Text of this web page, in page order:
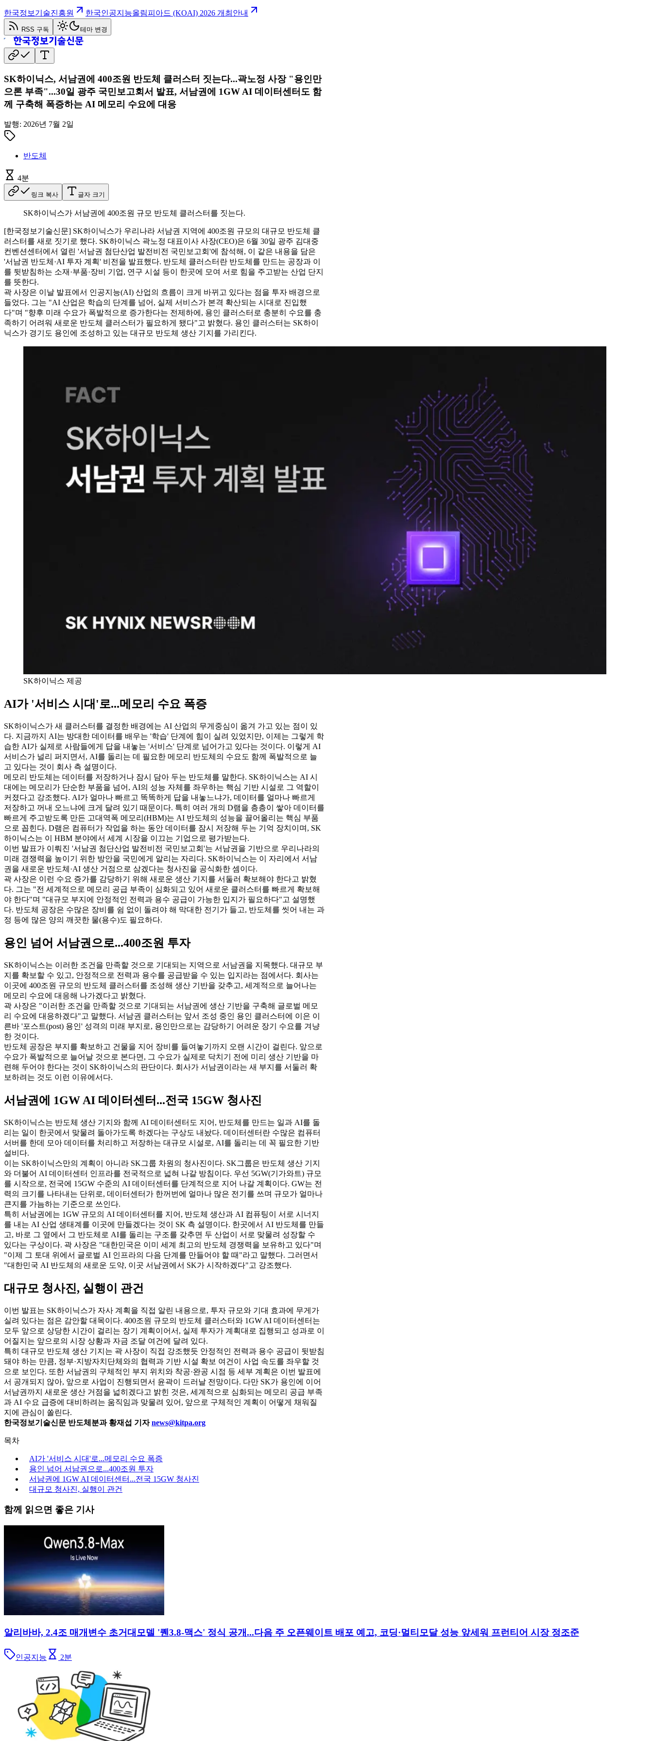
한국정보기술진흥원 한국인공지능올림피아드 (KOAI) 2026 개최안내
RSS 구독 테마 변경
SK하이닉스, 서남권에 400조원 반도체 클러스터 짓는다...곽노정 사장 "용인만
으론 부족"...30일 광주 국민보고회서 발표, 서남권에 1GW AI 데이터센터도 함
께 구축해 폭증하는 AI 메모리 수요에 대응
발행: 2026년 7월 2일
반도체
4분
링크 복사 글자 크기
SK하이닉스가 서남권에 400조원 규모 반도체 클러스터를 짓는다.
[한국정보기술신문] SK하이닉스가 우리나라 서남권 지역에 400조원 규모의 대규모 반도체 클
러스터를 새로 짓기로 했다. SK하이닉스 곽노정 대표이사 사장(CEO)은 6월 30일 광주 김대중
컨벤션센터에서 열린 '서남권 첨단산업 발전비전 국민보고회'에 참석해, 이 같은 내용을 담은
'서남권 반도체·AI 투자 계획' 비전을 발표했다. 반도체 클러스터란 반도체를 만드는 공장과 이
를 뒷받침하는 소재·부품·장비 기업, 연구 시설 등이 한곳에 모여 서로 힘을 주고받는 산업 단지
를 뜻한다.
곽 사장은 이날 발표에서 인공지능(AI) 산업의 흐름이 크게 바뀌고 있다는 점을 투자 배경으로
들었다. 그는 "AI 산업은 학습의 단계를 넘어, 실제 서비스가 본격 확산되는 시대로 진입했
다"며 "향후 미래 수요가 폭발적으로 증가한다는 전제하에, 용인 클러스터로 충분히 수요를 충
족하기 어려워 새로운 반도체 클러스터가 필요하게 됐다"고 밝혔다. 용인 클러스터는 SK하이
닉스가 경기도 용인에 조성하고 있는 대규모 반도체 생산 기지를 가리킨다.
SK하이닉스 제공
AI가 '서비스 시대'로...메모리 수요 폭증
SK하이닉스가 새 클러스터를 결정한 배경에는 AI 산업의 무게중심이 옮겨 가고 있는 점이 있
다. 지금까지 AI는 방대한 데이터를 배우는 '학습' 단계에 힘이 실려 있었지만, 이제는 그렇게 학
습한 AI가 실제로 사람들에게 답을 내놓는 '서비스' 단계로 넘어가고 있다는 것이다. 이렇게 AI
서비스가 널리 퍼지면서, AI를 돌리는 데 필요한 메모리 반도체의 수요도 함께 폭발적으로 늘
고 있다는 것이 회사 측 설명이다.
메모리 반도체는 데이터를 저장하거나 잠시 담아 두는 반도체를 말한다. SK하이닉스는 AI 시
대에는 메모리가 단순한 부품을 넘어, AI의 성능 자체를 좌우하는 핵심 기반 시설로 그 역할이
커졌다고 강조했다. AI가 얼마나 빠르고 똑똑하게 답을 내놓느냐가, 데이터를 얼마나 빠르게
저장하고 꺼내 오느냐에 크게 달려 있기 때문이다. 특히 여러 개의 D램을 층층이 쌓아 데이터를
빠르게 주고받도록 만든 고대역폭 메모리(HBM)는 AI 반도체의 성능을 끌어올리는 핵심 부품
으로 꼽힌다. D램은 컴퓨터가 작업을 하는 동안 데이터를 잠시 저장해 두는 기억 장치이며, SK
하이닉스는 이 HBM 분야에서 세계 시장을 이끄는 기업으로 평가받는다.
이번 발표가 이뤄진 '서남권 첨단산업 발전비전 국민보고회'는 서남권을 기반으로 우리나라의
미래 경쟁력을 높이기 위한 방안을 국민에게 알리는 자리다. SK하이닉스는 이 자리에서 서남
권을 새로운 반도체·AI 생산 거점으로 삼겠다는 청사진을 공식화한 셈이다.
곽 사장은 이런 수요 증가를 감당하기 위해 새로운 생산 기지를 서둘러 확보해야 한다고 밝혔
다. 그는 "전 세계적으로 메모리 공급 부족이 심화되고 있어 새로운 클러스터를 빠르게 확보해
야 한다"며 "대규모 부지에 안정적인 전력과 용수 공급이 가능한 입지가 필요하다"고 설명했
다. 반도체 공장은 수많은 장비를 쉼 없이 돌려야 해 막대한 전기가 들고, 반도체를 씻어 내는 과
정 등에 많은 양의 깨끗한 물(용수)도 필요하다.
용인 넘어 서남권으로...400조원 투자
SK하이닉스는 이러한 조건을 만족할 것으로 기대되는 지역으로 서남권을 지목했다. 대규모 부
지를 확보할 수 있고, 안정적으로 전력과 용수를 공급받을 수 있는 입지라는 점에서다. 회사는
이곳에 400조원 규모의 반도체 클러스터를 조성해 생산 기반을 갖추고, 세계적으로 늘어나는
메모리 수요에 대응해 나가겠다고 밝혔다.
곽 사장은 "이러한 조건을 만족할 것으로 기대되는 서남권에 생산 기반을 구축해 글로벌 메모
리 수요에 대응하겠다"고 말했다. 서남권 클러스터는 앞서 조성 중인 용인 클러스터에 이은 이
른바 '포스트(post) 용인' 성격의 미래 부지로, 용인만으로는 감당하기 어려운 장기 수요를 겨냥
한 것이다.
반도체 공장은 부지를 확보하고 건물을 지어 장비를 들여놓기까지 오랜 시간이 걸린다. 앞으로
수요가 폭발적으로 늘어날 것으로 본다면, 그 수요가 실제로 닥치기 전에 미리 생산 기반을 마
련해 두어야 한다는 것이 SK하이닉스의 판단이다. 회사가 서남권이라는 새 부지를 서둘러 확
보하려는 것도 이런 이유에서다.
서남권에 1GW AI 데이터센터...전국 15GW 청사진
SK하이닉스는 반도체 생산 기지와 함께 AI 데이터센터도 지어, 반도체를 만드는 일과 AI를 돌
리는 일이 한곳에서 맞물려 돌아가도록 하겠다는 구상도 내놨다. 데이터센터란 수많은 컴퓨터
서버를 한데 모아 데이터를 처리하고 저장하는 대규모 시설로, AI를 돌리는 데 꼭 필요한 기반
설비다.
이는 SK하이닉스만의 계획이 아니라 SK그룹 차원의 청사진이다. SK그룹은 반도체 생산 기지
와 더불어 AI 데이터센터 인프라를 전국적으로 넓혀 나갈 방침이다. 우선 5GW(기가와트) 규모
를 시작으로, 전국에 15GW 수준의 AI 데이터센터를 단계적으로 지어 나갈 계획이다. GW는 전
력의 크기를 나타내는 단위로, 데이터센터가 한꺼번에 얼마나 많은 전기를 쓰며 규모가 얼마나
큰지를 가늠하는 기준으로 쓰인다.
특히 서남권에는 1GW 규모의 AI 데이터센터를 지어, 반도체 생산과 AI 컴퓨팅이 서로 시너지
를 내는 AI 산업 생태계를 이곳에 만들겠다는 것이 SK 측 설명이다. 한곳에서 AI 반도체를 만들
고, 바로 그 옆에서 그 반도체로 AI를 돌리는 구조를 갖추면 두 산업이 서로 맞물려 성장할 수
있다는 구상이다. 곽 사장은 "대한민국은 이미 세계 최고의 반도체 경쟁력을 보유하고 있다"며
"이제 그 토대 위에서 글로벌 AI 인프라의 다음 단계를 만들어야 할 때"라고 말했다. 그러면서
"대한민국 AI 반도체의 새로운 도약, 이곳 서남권에서 SK가 시작하겠다"고 강조했다.
대규모 청사진, 실행이 관건
이번 발표는 SK하이닉스가 자사 계획을 직접 알린 내용으로, 투자 규모와 기대 효과에 무게가
실려 있다는 점은 감안할 대목이다. 400조원 규모의 반도체 클러스터와 1GW AI 데이터센터는
모두 앞으로 상당한 시간이 걸리는 장기 계획이어서, 실제 투자가 계획대로 집행되고 성과로 이
어질지는 앞으로의 시장 상황과 자금 조달 여건에 달려 있다.
특히 대규모 반도체 생산 기지는 곽 사장이 직접 강조했듯 안정적인 전력과 용수 공급이 뒷받침
돼야 하는 만큼, 정부·지방자치단체와의 협력과 기반 시설 확보 여건이 사업 속도를 좌우할 것
으로 보인다. 또한 서남권의 구체적인 부지 위치와 착공·완공 시점 등 세부 계획은 이번 발표에
서 공개되지 않아, 앞으로 사업이 진행되면서 윤곽이 드러날 전망이다. 다만 SK가 용인에 이어
서남권까지 새로운 생산 거점을 넓히겠다고 밝힌 것은, 세계적으로 심화되는 메모리 공급 부족
과 AI 수요 급증에 대비하려는 움직임과 맞물려 있어, 앞으로 구체적인 계획이 어떻게 채워질
지에 관심이 쏠린다.
한국정보기술신문 반도체분과 황재섭 기자news@kitpa.org
목차
AI가 '서비스 시대'로...메모리 수요 폭증
용인 넘어 서남권으로...400조원 투자
서남권에 1GW AI 데이터센터...전국 15GW 청사진
대규모 청사진, 실행이 관건
함께 읽으면 좋은 기사
알리바바, 2.4조 매개변수 초거대모델 '퀜3.8-맥스' 정식 공개...다음 주 오픈웨이트 배포 예고, 코딩·멀티모달 성능 앞세워 프런티어 시장 정조준
인공지능 2분